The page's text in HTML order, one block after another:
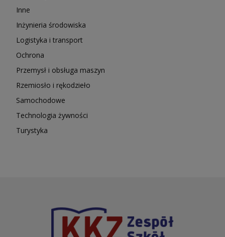
Inne
Inżynieria środowiska
Logistyka i transport
Ochrona
Przemysł i obsługa maszyn
Rzemiosło i rękodzieło
Samochodowe
Technologia żywności
Turystyka